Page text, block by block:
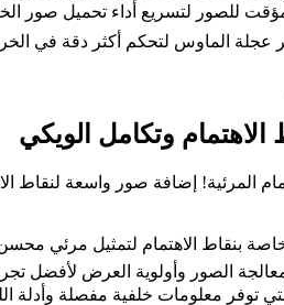
للصور لتسريع أداء تحميل صور
الماوس لتحكم أكثر دقة في
وتكامل الويكي
المرئية! إضافة صور واسعة لنقاط
بنقاط الاهتمام لتمثيل مرئي محسن
الصور وأولوية العرض لأفضل
توفر معلومات خلفية مفصلة وأدلة